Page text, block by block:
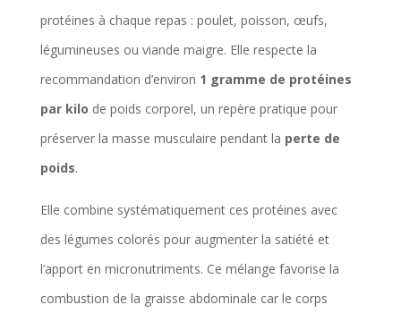
protéines à chaque repas : poulet, poisson, œufs,
légumineuses ou viande maigre. Elle respecte la
recommandation d’environ 1 gramme de protéines
par kilo de poids corporel, un repère pratique pour
préserver la masse musculaire pendant la perte de
poids.
Elle combine systématiquement ces protéines avec
des légumes colorés pour augmenter la satiété et
l’apport en micronutriments. Ce mélange favorise la
combustion de la graisse abdominale car le corps